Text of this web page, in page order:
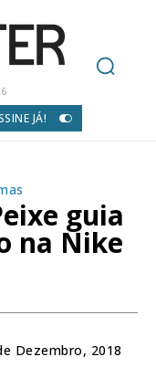
JÁ!
guia
na Nike
Dezembro, 2018